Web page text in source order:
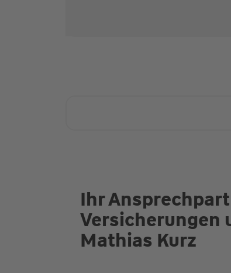
Ihr
Versicherungen
Mathias Kurz